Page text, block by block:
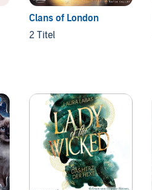
Clans of London
2 Titel